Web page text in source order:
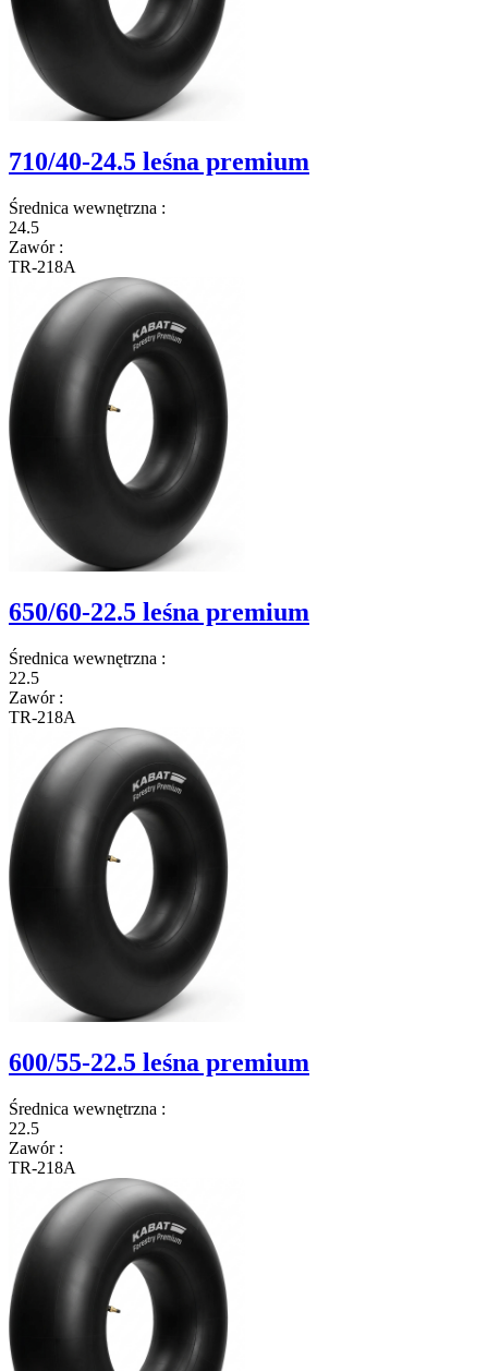
710/40-24.5 leśna premium
Średnica wewnętrzna :
24.5
Zawór :
TR-218A
650/60-22.5 leśna premium
Średnica wewnętrzna :
22.5
Zawór :
TR-218A
600/55-22.5 leśna premium
Średnica wewnętrzna :
22.5
Zawór :
TR-218A